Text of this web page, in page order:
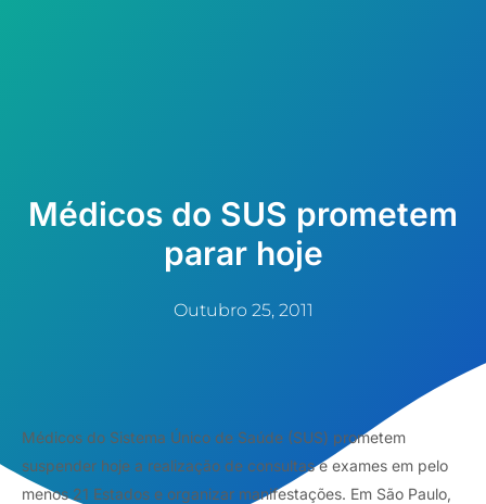
Médicos do SUS prometem
parar hoje
Outubro 25, 2011
Médicos do Sistema Único de Saúde (SUS) prometem
suspender hoje a realização de consultas e exames em pelo
menos 21 Estados e organizar manifestações. Em São Paulo,